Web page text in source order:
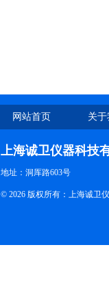
网站首页 关
上海诚卫仪器科技
地址：洞厍路603号
© 2026 版权所有：上海诚卫